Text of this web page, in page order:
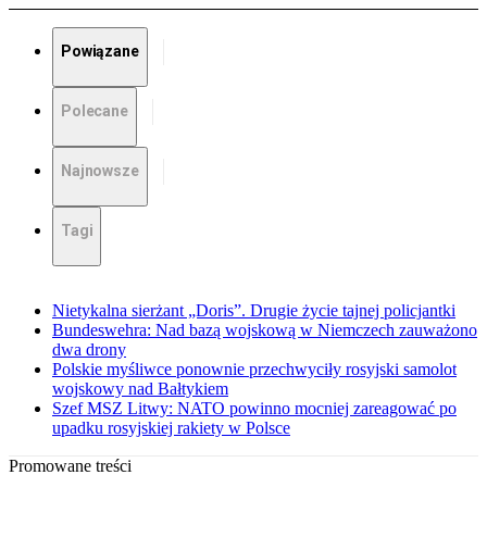
Powiązane
Polecane
Najnowsze
Tagi
Nietykalna sierżant „Doris”. Drugie życie tajnej policjantki
Bundeswehra: Nad bazą wojskową w Niemczech zauważono
dwa drony
Polskie myśliwce ponownie przechwyciły rosyjski samolot
wojskowy nad Bałtykiem
Szef MSZ Litwy: NATO powinno mocniej zareagować po
upadku rosyjskiej rakiety w Polsce
Promowane treści